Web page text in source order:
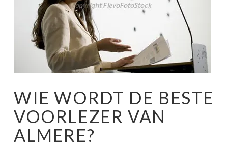
WIE WORDT DE BESTE
VOORLEZER VAN
ALMERE?